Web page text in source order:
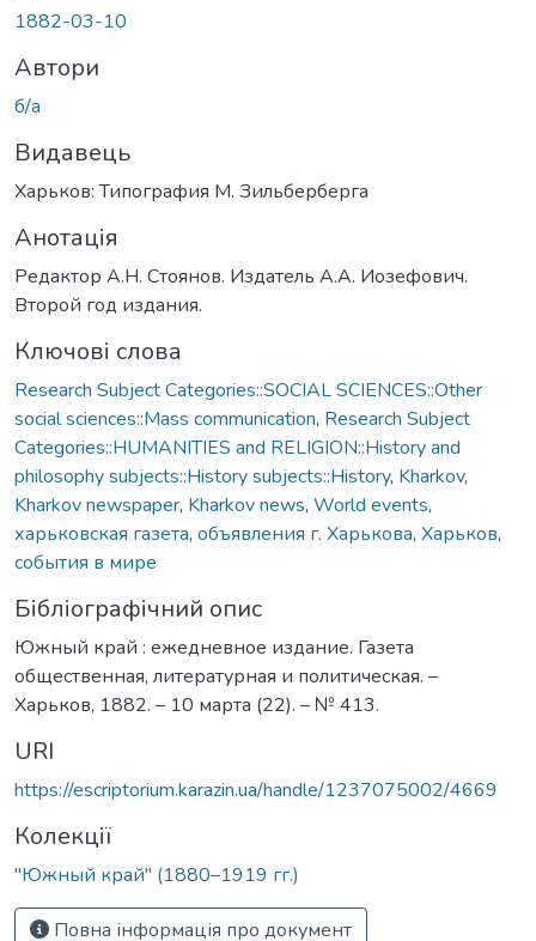
1882-03-10
Автори
б/а
Видавець
Харьков: Типография М. Зильберберга
Анотація
Редактор А.Н. Стоянов. Издатель А.А. Иозефович.
Второй год издания.
Ключові слова
Research Subject Categories::SOCIAL SCIENCES::Other
social sciences::Mass communication, Research Subject
Categories::HUMANITIES and RELIGION::History and
philosophy subjects::History subjects::History, Kharkov,
Kharkov newspaper, Kharkov news, World events,
харьковская газета, объявления г. Харькова, Харьков,
события в мире
Бібліографічний опис
Южный край : ежедневное издание. Газета
общественная, литературная и политическая. –
Харьков, 1882. – 10 марта (22). – № 413.
URI
https://escriptorium.karazin.ua/handle/1237075002/4669
Колекції
"Южный край" (1880–1919 гг.)
Повна інформація про документ